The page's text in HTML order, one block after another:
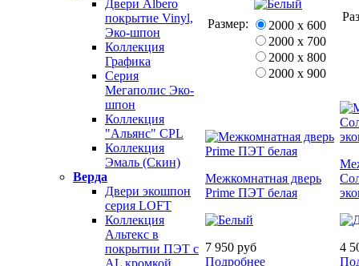
Двери Albero
покрытие Vinyl,
Эко-шпон
Коллекция
Графика
Серия
Мегаполис Эко-
шпон
Коллекция
"Альянс" CPL
Коллекция
Эмаль (Скин)
Верда
Двери экошпон
серия LOFT
Коллекция
Альтекс в
покрытии ПЭТ с
AL кромкой
Размер:
2000 х 600
2000 х 700
2000 х 800
2000 х 900
Межкомнатная дверь
Prime ПЭТ белая
7 950 руб
Подробнее
4